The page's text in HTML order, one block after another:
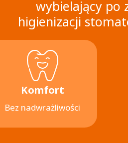
wybielający po
higienizacji
Komfort
Bez nadwrażliwości